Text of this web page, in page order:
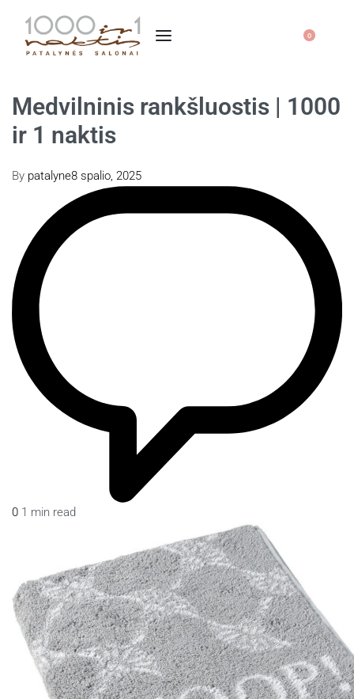
0
Medvilninis rankšluostis | 1000
ir 1 naktis
By patalyne8 spalio, 2025
0 1 min read